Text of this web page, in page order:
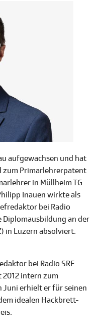
aufgewachsen und hat
zum Primarlehrerpatent
in Müllheim TG
Inauen wirkte als
bei Radio
Diplomausbildung an der
in Luzern absolviert.
bei Radio SRF
intern zum
Juni erhielt er für seinen
idealen Hackbrett-